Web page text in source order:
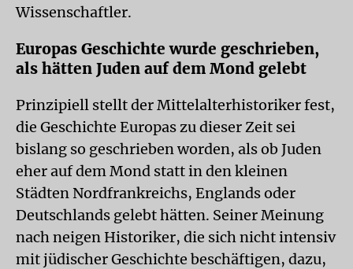
Wissenschaftler.
Europas Geschichte wurde geschrieben,
als hätten Juden auf dem Mond gelebt
Prinzipiell stellt der Mittelalterhistoriker fest,
die Geschichte Europas zu dieser Zeit sei
bislang so geschrieben worden, als ob Juden
eher auf dem Mond statt in den kleinen
Städten Nordfrankreichs, Englands oder
Deutschlands gelebt hätten. Seiner Meinung
nach neigen Historiker, die sich nicht intensiv
mit jüdischer Geschichte beschäftigen, dazu,